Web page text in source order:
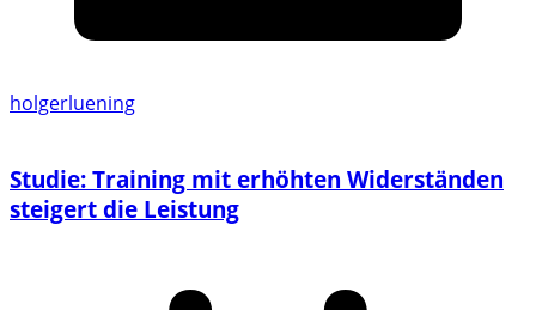
holgerluening
Studie: Training mit erhöhten Widerständen
steigert die Leistung